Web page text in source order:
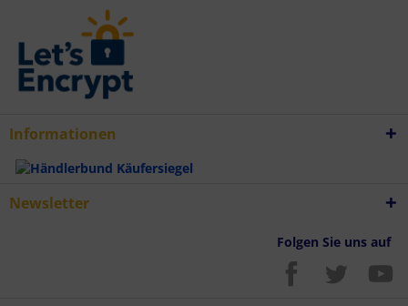
Informationen
Newsletter
Folgen Sie uns auf